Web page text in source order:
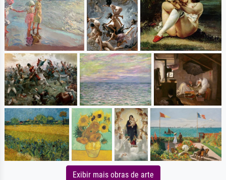
Exibir mais obras de arte